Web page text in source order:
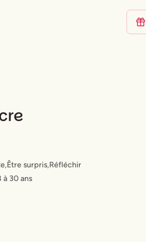
,Être surpris,Réfléchir
à 30 ans